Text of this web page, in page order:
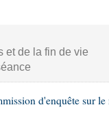
et de la fin de vie
d'enquête sur